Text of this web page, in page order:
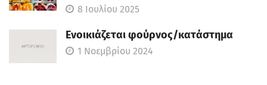
8 Ιουλίου 2025
Ενοικιάζεται φούρνος/κατάστημα
1 Νοεμβρίου 2024